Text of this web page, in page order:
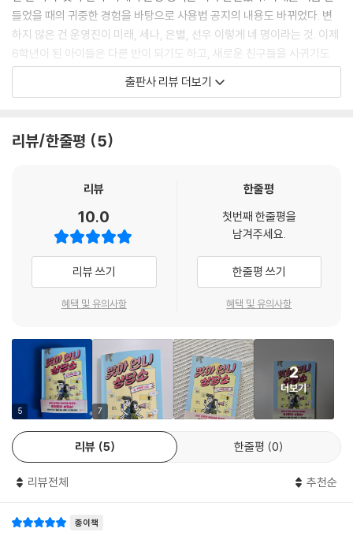
들었을 때의 귀중한 경험을 바탕으로 사용법 공지의 내용도 바뀌었다. 변
하지 않은 건 운영진이 미래, 세나, 은별, 선우 이렇게 네 명이라는 것. 이제
6학년이 된 아이들은 다른 반이 되기도 하고, 새로운 친구들을 사귀기도
했지만 여전히 힘을 모아 카페를 운영한다.
해 보라는 조로의 내기에 발끈해 성급하게 응해 버리고, 조로는 ‘카페 폐
는 가운데, 미래와 아이들은 카페 회원들의 다양한 사연을 통해 깊은 공감
다. 한편, 미래는 선우를 좋아하는 마음이 커지는 가운데 진짜와 가짜를 가
려 내기 힘든 여러 갈등 상황을 경험하게 된다.
우리가 서로의 파수꾼이 될 수 있다면
“경계하며 지키는 사람을 말해.”
학교 폭력 전담 경찰관이 들려준 특별 수업 내용에 미래는 생각이 많아진
다. 어디까지를 폭력이라고 정의할 수 있을지, 경찰관이 들려준 실제 사례
에 정신이 번쩍 든다. 그리고 누군가 자신을 괴롭히고 있다는 조로의 글을
떠올리고, 조로가 거짓말을 하는 게 아니라 혼자서 헤어나기 힘든 어려운
상황을 겪고 있을지도 모른다는 생각에 이른다.
맞아 언니 카페의 원칙 중 하나는 사연을 올린 사람의 정체를 찾지 않는 것
다. 하지만 미래는 이번엔 조로의 정체를 꼭 찾아내야 한다는 직감으로 나
출판사 리뷰 더보기
리뷰/한줄평 5
리뷰
10.0
리뷰 쓰기
혜택 및 유의사항
한줄평
첫번째 한줄평을
남겨주세요.
한줄평 쓰기
혜택 및 유의사항
5 7
2
더보기
리뷰 5 한줄평 0
리뷰전체 추천순
종이책